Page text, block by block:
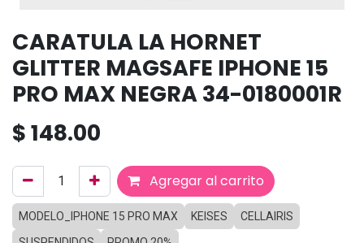
CARATULA LA HORNET
GLITTER MAGSAFE IPHONE 15
PRO MAX NEGRA 34-0180001R
$148.00
Agregar al carrito
MODELO_IPHONE 15 PRO MAX KEISES
CELLAIRIS